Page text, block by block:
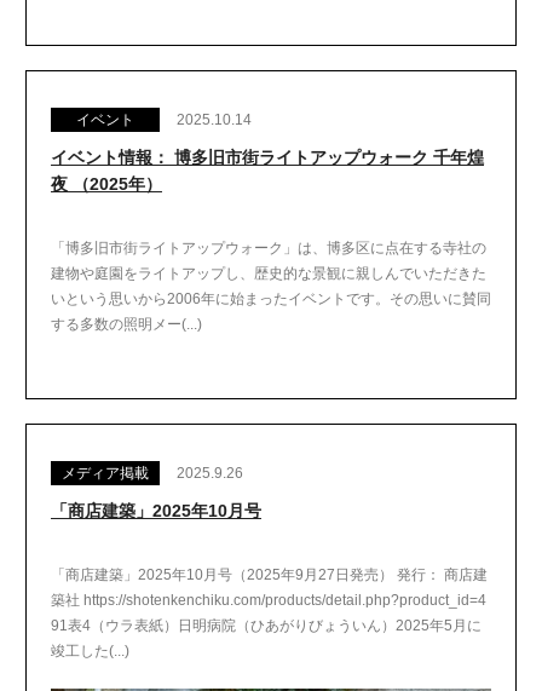
イベント 2025.10.14
イベント情報： 博多旧市街ライトアップウォーク 千年煌
夜 （2025年）
「博多旧市街ライトアップウォーク」は、博多区に点在する寺社の
建物や庭園をライトアップし、歴史的な景観に親しんでいただきた
いという思いから2006年に始まったイベントです。その思いに賛同
する多数の照明メー(...)
メディア掲載 2025.9.26
「商店建築」2025年10月号
「商店建築」2025年10月号（2025年9月27日発売） 発行： 商店建
築社 https://shotenkenchiku.com/products/detail.php?product_id=4
91表4（ウラ表紙）日明病院（ひあがりびょういん）2025年5月に
竣工した(...)